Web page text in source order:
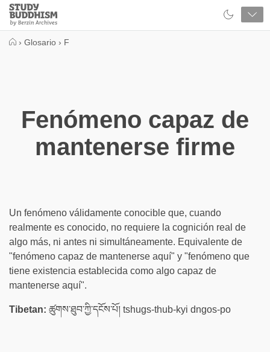
Close
Study
Buddhism
› Glosario › F
Fenómeno capaz de
mantenerse firme
Un fenómeno válidamente conocible que, cuando
realmente es conocido, no requiere la cognición real de
algo más, ni antes ni simultáneamente. Equivalente de
"fenómeno capaz de mantenerse aquí" y "fenómeno que
tiene existencia establecida como algo capaz de
mantenerse aquí".
Tibetan: ཚུགས་ཐུབ་ཀྱི་དངོས་པོ། tshugs-thub-kyi dngos-po